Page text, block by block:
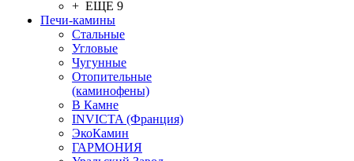
+ ЕЩЕ 9
Печи-камины
Стальные
Угловые
Чугунные
Отопительные
(каминофены)
В Камне
INVICTA (Франция)
ЭкоКамин
ГАРМОНИЯ